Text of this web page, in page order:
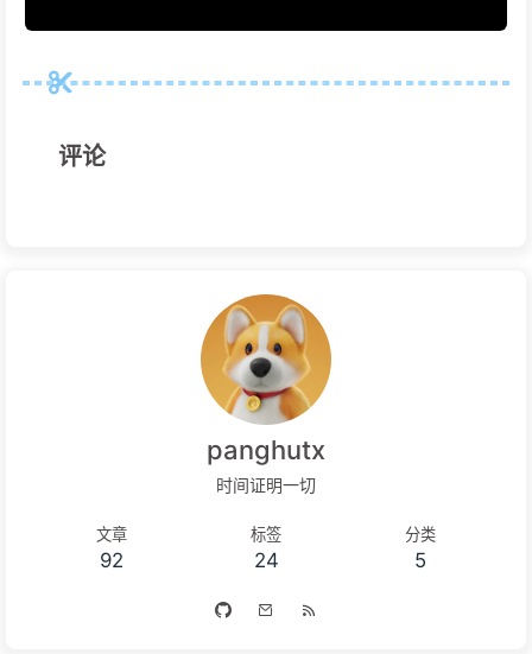
评论
panghutx
时间证明一切
文章
92
标签
24
分类
5